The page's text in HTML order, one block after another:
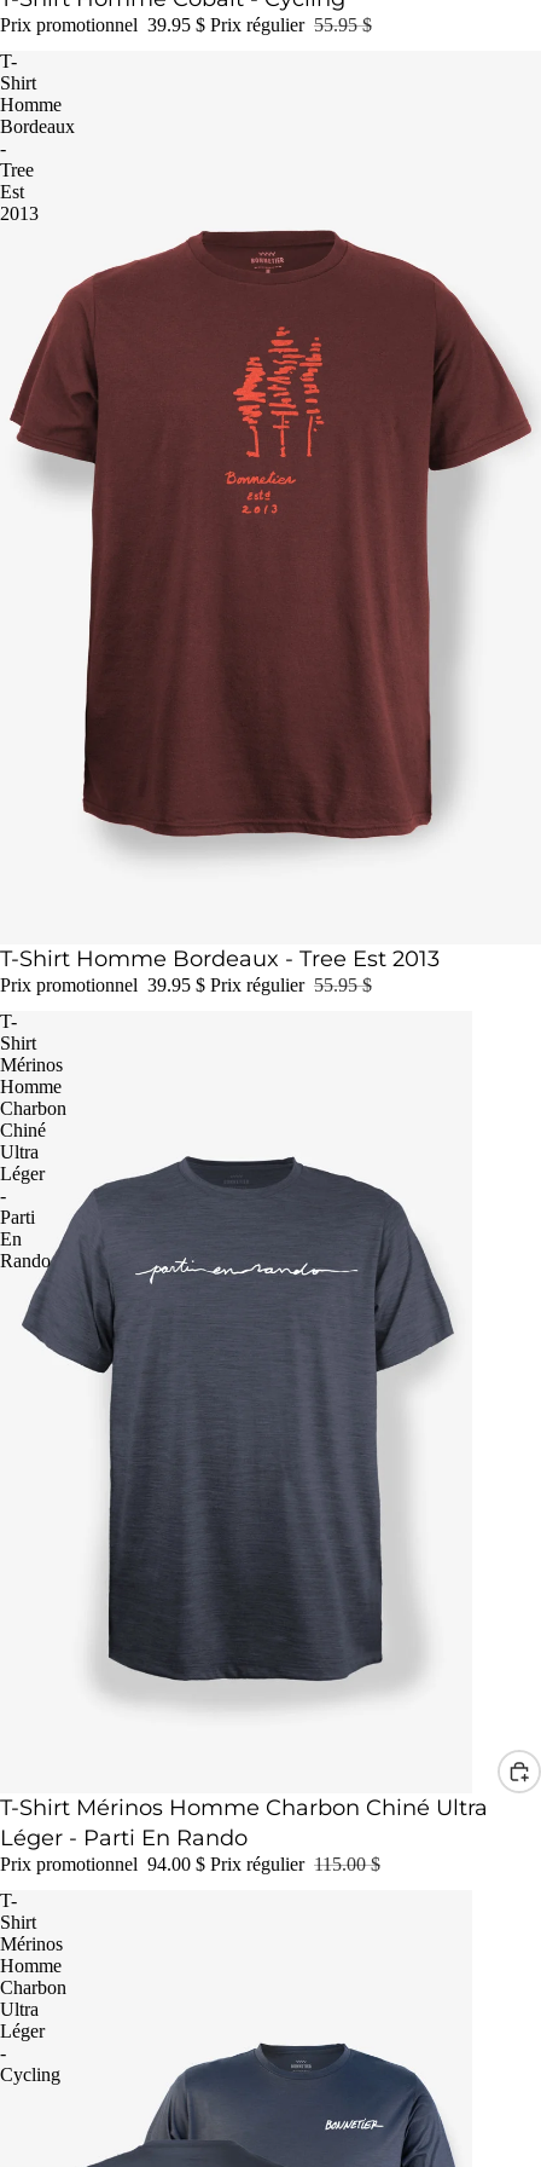
Prix promotionnel 39.95 $ Prix régulier 55.95 $
T-
Shirt
Homme
Bordeaux
-
Tree
Est
2013
Épuisé
T-Shirt Homme Bordeaux - Tree Est 2013
Prix promotionnel 39.95 $ Prix régulier 55.95 $
T-
Shirt
Mérinos
Homme
Charbon
Chiné
Ultra
Léger
-
Parti
En
Rando
Promotion
T-Shirt Mérinos Homme Charbon Chiné Ultra
Léger - Parti En Rando
Prix promotionnel 94.00 $ Prix régulier 115.00 $
T-
Shirt
Mérinos
Homme
Charbon
Ultra
Léger
-
Cycling